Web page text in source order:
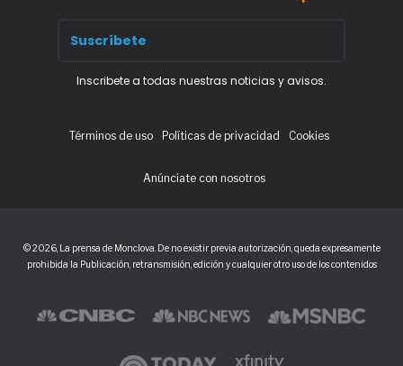
Inscribete a todas nuestras noticias y avisos.
Términos de uso Políticas de privacidad Cookies
Anúnciate con nosotros
© 2026, La prensa de Monclova. De no existir previa autorización, queda expresamente
prohibida la Publicación, retransmisión, edición y cualquier otro uso de los contenidos